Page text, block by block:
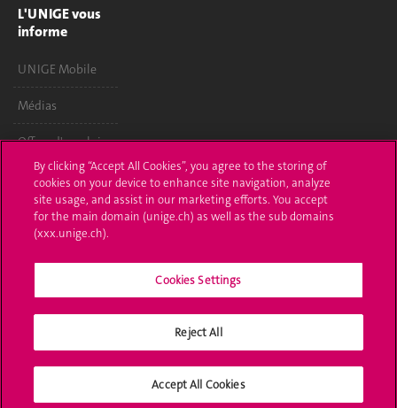
L'UNIGE vous
informe
UNIGE Mobile
Médias
Offres d'emploi
Bibliothèque
Calendrier
académique
Médias sociaux
By clicking “Accept All Cookies”, you agree to the storing of
cookies on your device to enhance site navigation, analyze
site usage, and assist in our marketing efforts. You accept
for the main domain (unige.ch) as well as the sub domains
(xxx.unige.ch).
Cookies Settings
Reject All
Accept All Cookies